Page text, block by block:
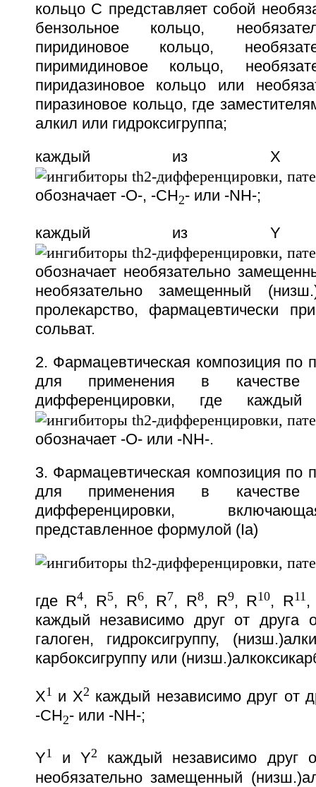
кольцо С представляет собой
бензольное кольцо,
пиридиновое кольцо,
пиримидиновое кольцо,
пиридазиновое кольцо или
пиразиновое кольцо, где
алкил или гидроксигруппа;
каждый
обозначает -О-, -СН2- или -NH-;
каждый из
обозначает необязательно
необязательно замещенный
пролекарство, фармацевтически
сольват.
2. Фармацевтическая композиция по
для применения в качестве
дифференцировки, где
обозначает -О- или -NH-.
3. Фармацевтическая композиция по
для применения в качестве
дифференцировки,
представленное формулой (Ia)
где R4, R5, R6, R7, R8, R9, R10, R11 ,
каждый независимо друг от друга
галоген, гидроксигруппу,
карбоксигруппу или
Х1 и Х2 каждый независимо друг от
-СН2- или -NH-;
Y1 и Y2
каждый независимо друг
необязательно замещенный